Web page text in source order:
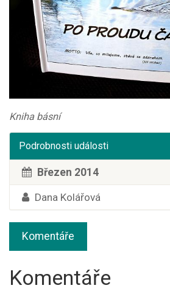
Kniha básní
Podrobnosti události
Březen 2014
Dana Kolářová
Komentáře
Komentáře